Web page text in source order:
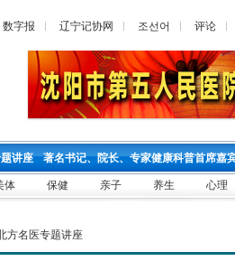
数字报 辽宁记协网 조선어 评论
讲座 著名书记、院长、专家健康科普首席嘉
体 保健 亲子 养生 心理
方名医专题讲座